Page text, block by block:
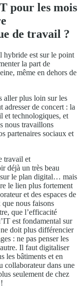
pour les mois
de travail ?
hybride est sur le point
la part de
même en dehors de
aller plus loin sur les
adresser de concert : la
et technologiques, et
nous travaillons
partenaires sociaux et
travail et
déjà un très beau
sur le plan digital… mais
le lien plus fortement
et des espaces de
nous faisons
que l’efficacité
est fondamental sur
doit plus différencier
: ne pas penser les
Il faut digitaliser
les bâtiments et en
collaborateur dans une
seulement de chez